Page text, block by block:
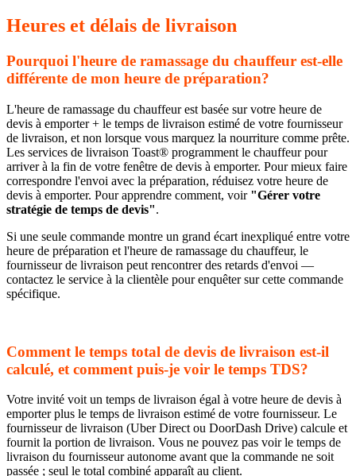
Heures et délais de livraison
Pourquoi l'heure de ramassage du chauffeur est-elle
différente de mon heure de préparation?
L'heure de ramassage du chauffeur est basée sur votre heure de
devis à emporter + le temps de livraison estimé de votre fournisseur
de livraison, et non lorsque vous marquez la nourriture comme prête.
Les services de livraison Toast® programment le chauffeur pour
arriver à la fin de votre fenêtre de devis à emporter. Pour mieux faire
correspondre l'envoi avec la préparation, réduisez votre heure de
devis à emporter. Pour apprendre comment, voir "Gérer votre
stratégie de temps de devis".
Si une seule commande montre un grand écart inexpliqué entre votre
heure de préparation et l'heure de ramassage du chauffeur, le
fournisseur de livraison peut rencontrer des retards d'envoi —
contactez le service à la clientèle pour enquêter sur cette commande
spécifique.
Comment le temps total de devis de livraison est-il
calculé, et comment puis-je voir le temps TDS?
Votre invité voit un temps de livraison égal à votre heure de devis à
emporter plus le temps de livraison estimé de votre fournisseur. Le
fournisseur de livraison (Uber Direct ou DoorDash Drive) calcule et
fournit la portion de livraison. Vous ne pouvez pas voir le temps de
livraison du fournisseur autonome avant que la commande ne soit
passée ; seul le total combiné apparaît au client.